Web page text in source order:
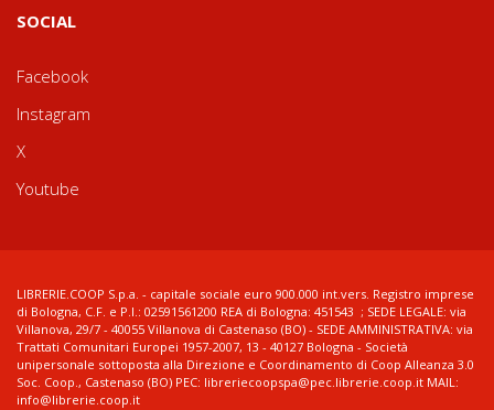
SOCIAL
Facebook
Instagram
X
Youtube
LIBRERIE.COOP S.p.a. - capitale sociale euro 900.000 int.vers. Registro imprese
di Bologna, C.F. e P.I.: 02591561200 REA di Bologna: 451543 ; SEDE LEGALE: via
Villanova, 29/7 - 40055 Villanova di Castenaso (BO) - SEDE AMMINISTRATIVA: via
Trattati Comunitari Europei 1957-2007, 13 - 40127 Bologna - Società
unipersonale sottoposta alla Direzione e Coordinamento di Coop Alleanza 3.0
Soc. Coop., Castenaso (BO) PEC: libreriecoopspa@pec.librerie.coop.it MAIL:
info@librerie.coop.it